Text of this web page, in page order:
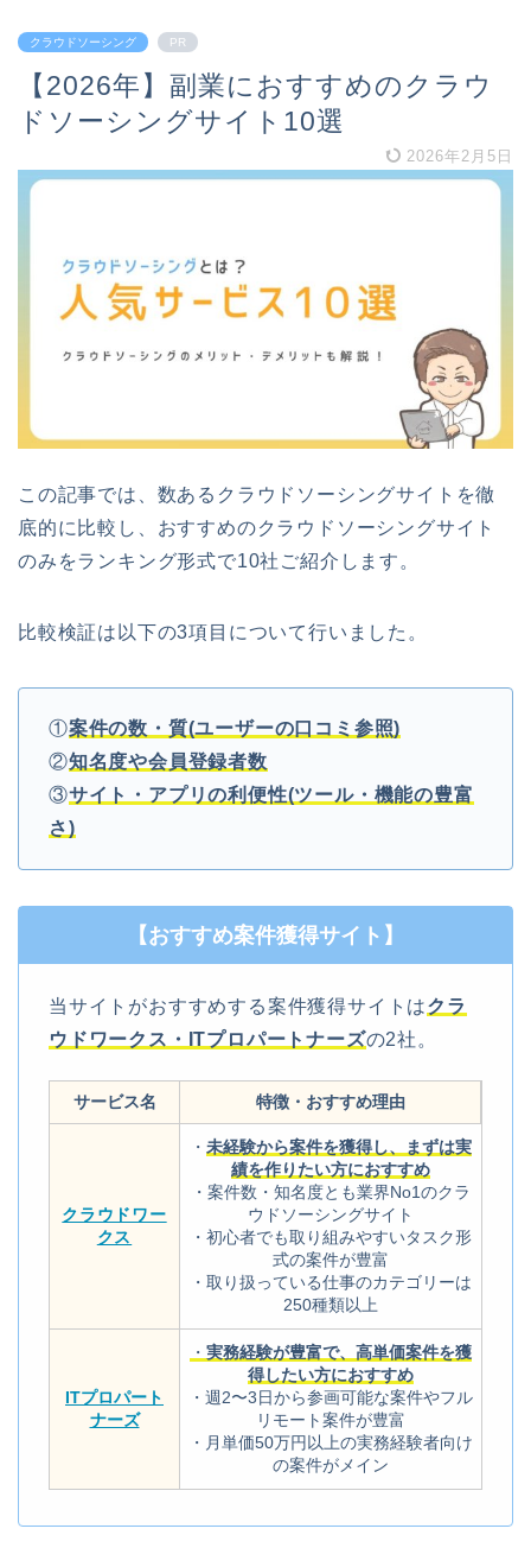
クラウドソーシング PR
【2026年】副業におすすめのクラウ
ドソーシングサイト10選
2026年2月5日
この記事では、数あるクラウドソーシングサイトを徹
底的に比較し、おすすめのクラウドソーシングサイト
のみをランキング形式で10社ご紹介します。
比較検証は以下の3項目について行いました。
①案件の数・質(ユーザーの口コミ参照)
②知名度や会員登録者数
③サイト・アプリの利便性(ツール・機能の豊富
さ)
【おすすめ案件獲得サイト】
当サイトがおすすめする案件獲得サイトはクラ
ウドワークス・ITプロパートナーズの2社。
サービス名 特徴・おすすめ理由
クラウドワー
クス
・ 未経験から案件を獲得し、まずは実
績を作りたい方におすすめ
・案件数・知名度とも業界No1のクラ
ウドソーシングサイト
・初心者でも取り組みやすいタスク形
式の案件が豊富
・取り扱っている仕事のカテゴリーは
250種類以上
ITプロパート
ナーズ
・ 実務経験が豊富で、高単価案件を獲
得したい方におすすめ
・週2〜3日から参画可能な案件やフル
リモート案件が豊富
・月単価50万円以上の実務経験者向け
の案件がメイン